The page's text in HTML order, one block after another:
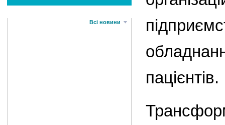
Всі новини
пацієнтів.